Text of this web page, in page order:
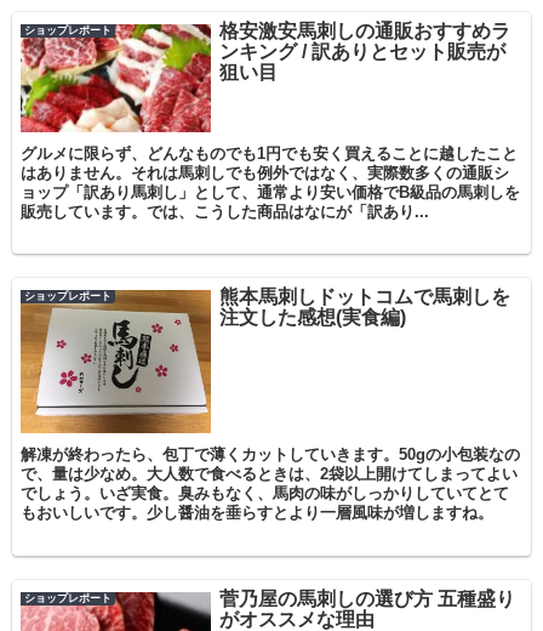
ショップレポート
格安激安馬刺しの通販おすすめラ
ンキング / 訳ありとセット販売が
狙い目
グルメに限らず、どんなものでも1円でも安く買えることに越したこと
はありません。それは馬刺しでも例外ではなく、実際数多くの通販シ
ョップ「訳あり馬刺し」として、通常より安い価格でB級品の馬刺しを
販売しています。では、こうした商品はなにが「訳あり...
ショップレポート
熊本馬刺しドットコムで馬刺しを
注文した感想(実食編)
解凍が終わったら、包丁で薄くカットしていきます。50gの小包装なの
で、量は少なめ。大人数で食べるときは、2袋以上開けてしまってよい
でしょう。いざ実食。臭みもなく、馬肉の味がしっかりしていてとて
もおいしいです。少し醤油を垂らすとより一層風味が増しますね。
ショップレポート
菅乃屋の馬刺しの選び方 五種盛り
がオススメな理由